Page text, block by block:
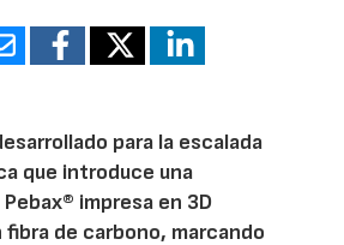
para la escalada
que introduce una
impresa en 3D
de carbono, marcando